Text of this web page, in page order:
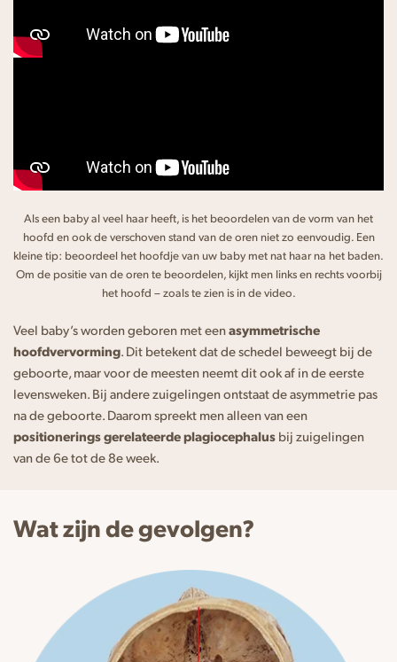
Als een baby al veel haar heeft, is het beoordelen van de vorm van het
hoofd en ook de verschoven stand van de oren niet zo eenvoudig. Een
kleine tip: beoordeel het hoofdje van uw baby met nat haar na het baden.
Om de positie van de oren te beoordelen, kijkt men links en rechts voorbij
het hoofd – zoals te zien is in de video.
Veel baby’s worden geboren met eenasymmetrische
hoofdvervorming. Dit betekent dat de schedel beweegt bij de
geboorte, maar voor de meesten neemt dit ook af in de eerste
levensweken. Bij andere zuigelingen ontstaat de asymmetrie pas
na de geboorte. Daarom spreekt men alleen van een
positionerings gerelateerde plagiocephalus bij zuigelingen
van de 6e tot de 8e week.
Wat zijn de gevolgen?